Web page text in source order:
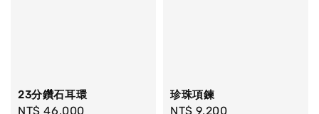
23分鑽石耳環
Regular
NT$ 46,000
珍珠項鍊
Regular
NT$ 9,200